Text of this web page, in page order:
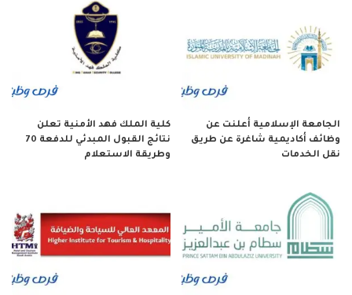
الجامعة الإسلامية أعلنت عن
وظائف أكاديمية شاغرة عن طريق
نقل الخدمات
كلية الملك فهد الأمنية تعلن
نتائج القبول المبدئي للدفعة 70
وطريقة الاستعلام